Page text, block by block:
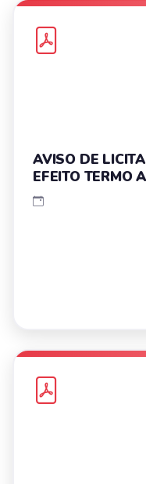
AVISO DE
EFEITO TERMO